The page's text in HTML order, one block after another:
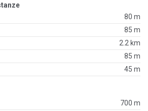
80 m
85 m
2.2 km
85 m
45 m
700 m